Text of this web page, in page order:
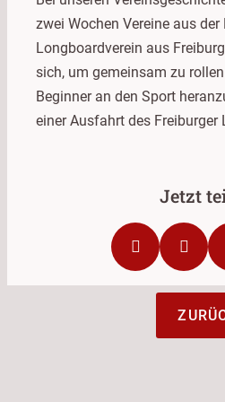
zwei Wochen Vereine aus der
Longboardverein aus
sich, um gemeinsam zu
Beginner an den Sport
einer Ausfahrt des Freiburger